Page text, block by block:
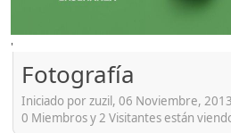
'
Fotografía
Iniciado por zuzil, 06 Noviembre,
0 Miembros y 2 Visitantes están